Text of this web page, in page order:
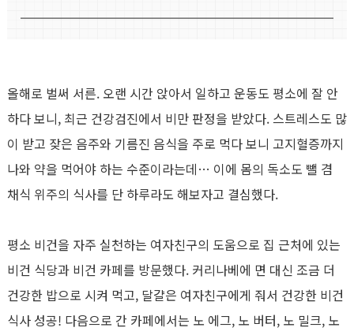
올해로 벌써 서른. 오랜 시간 앉아서 일하고 운동도 평소에 잘 안
하다 보니, 최근 건강검진에서 비만 판정을 받았다. 스트레스도 많
이 받고 잦은 음주와 기름진 음식을 주로 먹다 보니 고지혈증까지
나와 약을 먹어야 하는 수준이라는데… 이에 몸의 독소도 뺄 겸
채식 위주의 식사를 단 하루라도 해보자고 결심했다.
평소 비건을 자주 실천하는 여자친구의 도움으로 집 근처에 있는
비건 식당과 비건 카페를 방문했다. 커리나베에 면 대신 조금 더
건강한 밥으로 시켜 먹고, 달걀은 여자친구에게 줘서 건강한 비건
식사 성공! 다음으로 간 카페에서는 노 에그, 노 버터, 노 밀크, 노